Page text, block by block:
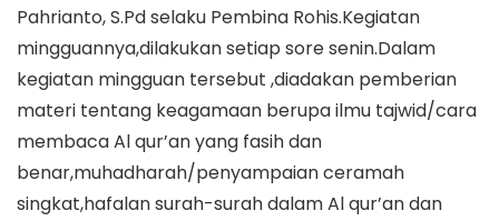
Pahrianto, S.Pd selaku Pembina Rohis.Kegiatan
mingguannya,dilakukan setiap sore senin.Dalam
kegiatan mingguan tersebut ,diadakan pemberian
materi tentang keagamaan berupa ilmu tajwid/cara
membaca Al qur’an yang fasih dan
benar,muhadharah/penyampaian ceramah
singkat,hafalan surah-surah dalam Al qur’an dan